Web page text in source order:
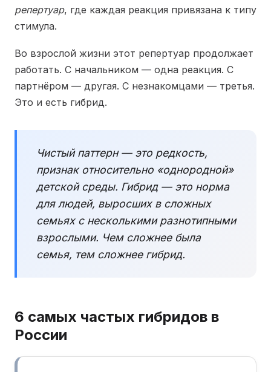
репертуар, где каждая реакция привязана к типу
стимула.
Во взрослой жизни этот репертуар продолжает
работать. С начальником — одна реакция. С
партнёром — другая. С незнакомцами — третья.
Это и есть гибрид.
Чистый паттерн — это редкость,
признак относительно «однородной»
детской среды. Гибрид — это норма
для людей, выросших в сложных
семьях с несколькими разнотипными
взрослыми. Чем сложнее была
семья, тем сложнее гибрид.
6 самых частых гибридов в
России